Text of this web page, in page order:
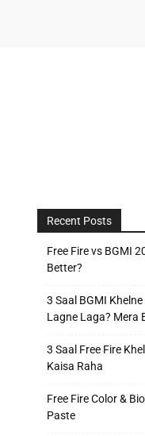
Recent Posts
Free Fire vs BGMI
Better?
3 Saal BGMI
Lagne Laga? Mera
3 Saal Free Fire
Kaisa Raha
Free Fire Color &
Paste